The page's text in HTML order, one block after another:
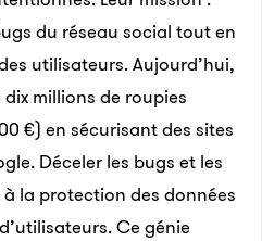
du réseau social tout en
utilisateurs. Aujourd’hui,
millions de roupies
€) en sécurisant des sites
Déceler les bugs et les
la protection des données
Ce génie